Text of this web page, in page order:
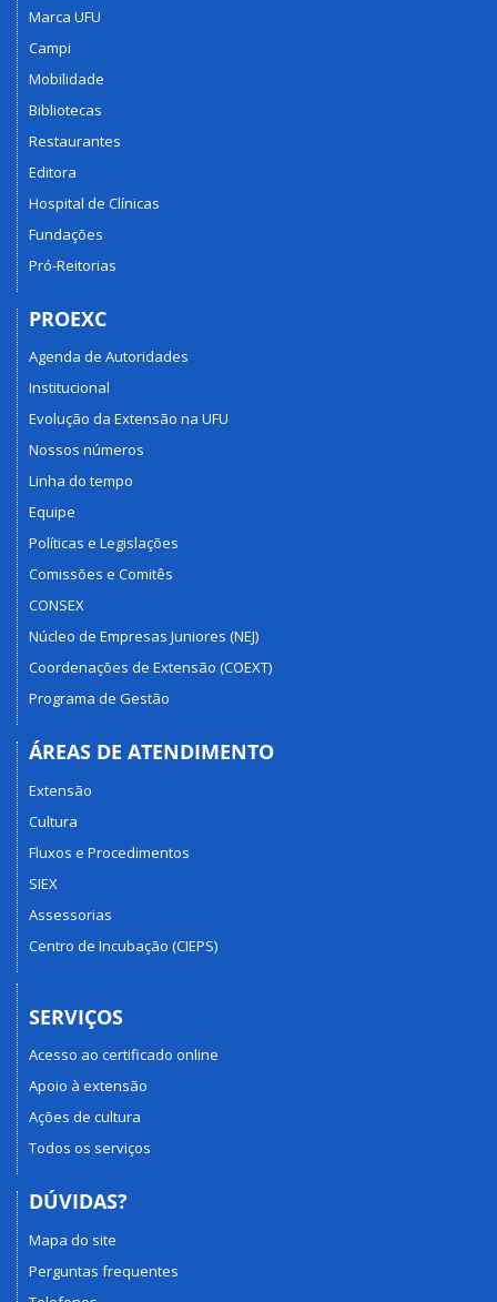
de
Universidade
para
arte
grafite
Marca UFU
Campi
Mobilidade
Bibliotecas
Restaurantes
Editora
Hospital de Clínicas
Fundações
Pró-Reitorias
PROEXC
Agenda de Autoridades
Institucional
Evolução da Extensão na UFU
Nossos números
Linha do tempo
Equipe
Políticas e Legislações
Comissões e Comitês
CONSEX
Núcleo de Empresas Juniores (NEJ)
Coordenações de Extensão (COEXT)
Programa de Gestão
ÁREAS DE ATENDIMENTO
Extensão
Cultura
Fluxos e Procedimentos
SIEX
Assessorias
Centro de Incubação (CIEPS)
SERVIÇOS
Acesso ao certificado online
Apoio à extensão
Ações de cultura
Todos os serviços
DÚVIDAS?
Mapa do site
Perguntas frequentes